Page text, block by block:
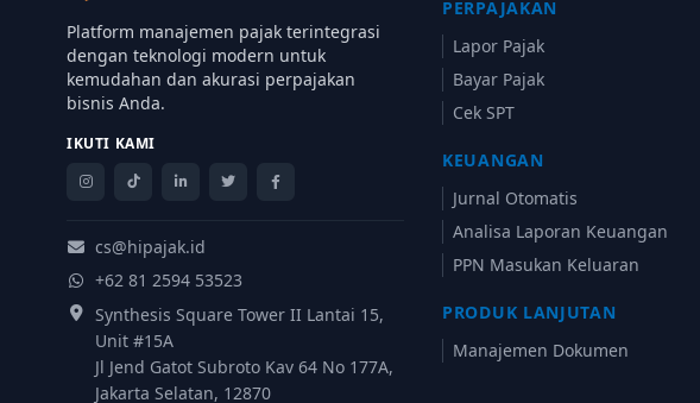
Platform manajemen pajak terintegrasi
dengan teknologi modern untuk
kemudahan dan akurasi perpajakan
bisnis Anda.
IKUTI KAMI
cs@hipajak.id
+62 81 2594 53523
Synthesis Square Tower II Lantai 15,
Unit #15A
Jl Jend Gatot Subroto Kav 64 No 177A,
Jakarta Selatan, 12870
PERPAJAKAN
Lapor Pajak
Bayar Pajak
Cek SPT
KEUANGAN
Jurnal Otomatis
Analisa Laporan Keuangan
PPN Masukan Keluaran
PRODUK LANJUTAN
Manajemen Dokumen